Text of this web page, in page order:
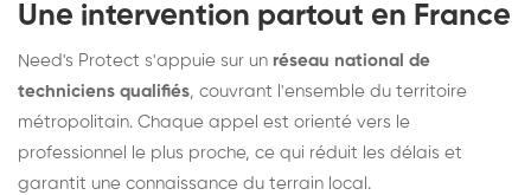
Une intervention partout en France
Need's Protect s'appuie sur un réseau national de
techniciens qualifiés, couvrant l'ensemble du territoire
métropolitain. Chaque appel est orienté vers le
professionnel le plus proche, ce qui réduit les délais et
garantit une connaissance du terrain local.